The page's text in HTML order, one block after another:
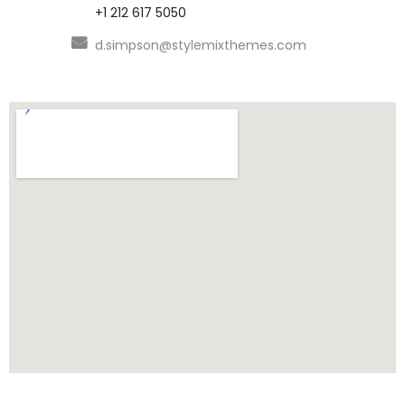
+1 212 617 5050
d.simpson@stylemixthemes.com